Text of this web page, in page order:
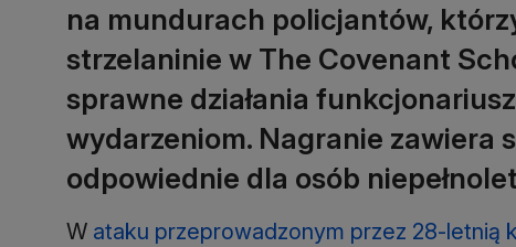
na mundurach policjantów,
strzelaninie w The Covenant
sprawne działania
wydarzeniom. Nagranie zawiera
odpowiednie dla osób
W ataku przeprowadzonym przez 28-letnią